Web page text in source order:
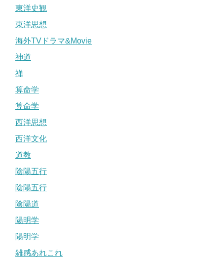
東洋史観
東洋思想
海外TVドラマ&Movie
神道
禅
算命学
算命学
西洋思想
西洋文化
道教
陰陽五行
陰陽五行
陰陽道
陽明学
陽明学
雑感あれこれ